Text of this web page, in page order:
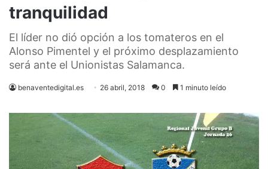
tranquilidad
El líder no dió opción a los tomateros en el
Alonso Pimentel y el próximo desplazamiento
será ante el Unionistas Salamanca.
benaventedigital.es 26 abril, 2018 0 1 minuto leído